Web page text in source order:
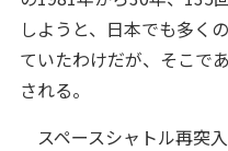
しようと、日本でも多く
ていたわけだが、そこで
される。
スペースシャトル再突